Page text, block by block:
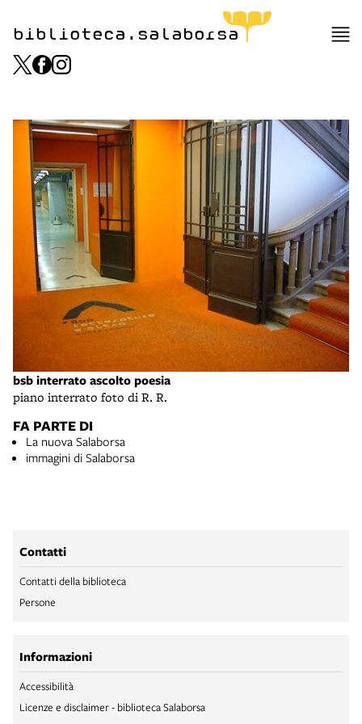
biblioteca.salaborsa
bsb interrato ascolto poesia
piano interrato foto di R. R.
FA PARTE DI
La nuova Salaborsa
immagini di Salaborsa
Contatti
Contatti della biblioteca
Persone
Informazioni
Accessibilità
Licenze e disclaimer - biblioteca Salaborsa